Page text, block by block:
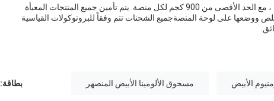
عادة ما يتم تعبئة أكسيد الألومنيوم الأبيض في أكياس بطاقة 25 كجم ، مع الحد الأقصى من 900 كجم لكل منصة. يتم تأمين جميع المنتجات المعبأة
ووضعها على لوحة المنصةجميع الشحنات تتم وفقاً للبروتوكولات القياسية
بطاقة: الأبيض مسحوق الألومينا الأبيض المنصهر